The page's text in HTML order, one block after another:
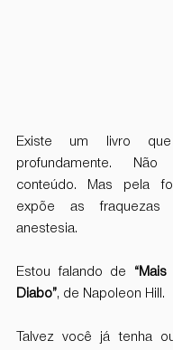
Existe um livro
profundamente.
conteúdo. Mas pela
expõe as fraquezas
anestesia.
Estou falando de
Diabo”, de Napoleon Hill.
Talvez você já tenha